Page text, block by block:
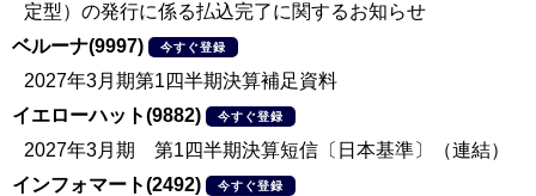
定型）の発行に係る払込完了に関するお知らせ
ベルーナ(9997)
今すぐ登録
2027年3月期第1四半期決算補足資料
イエローハット(9882)
今すぐ登録
2027年3月期 第1四半期決算短信〔日本基準〕（連結）
インフォマート(2492)
今すぐ登録